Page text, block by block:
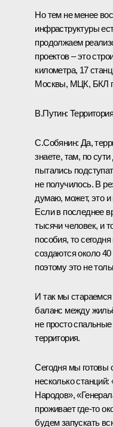
Но тем не менее
инфраструктуры
продолжаем
проектов – это
километра, 17
Москвы, МЦК, БКЛ
В.Путин:
С.Собянин: Да,
знаете, там, по
пытались
не получилось. В
думаю, может, это
Если в последнее
тысячи человек, и
пособия, то
создаются около
поэтому это не
И так мы
баланс между
не просто
территория.
Сегодня мы готовы
несколько
Народов»,
проживает где-то
будем запускать